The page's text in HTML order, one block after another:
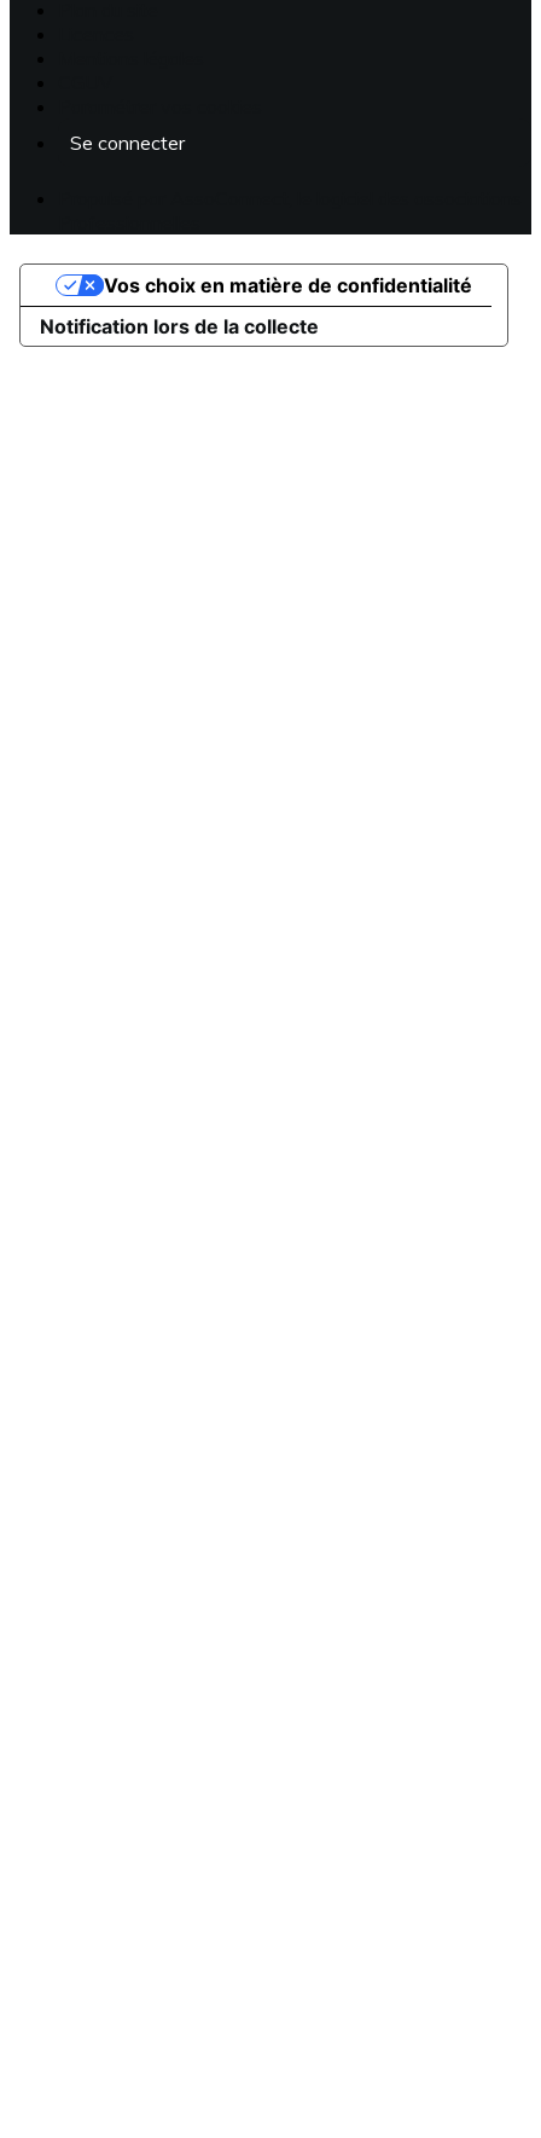
Se connecter
Notification lors de la collecte
Vos choix en matière de confidentialité